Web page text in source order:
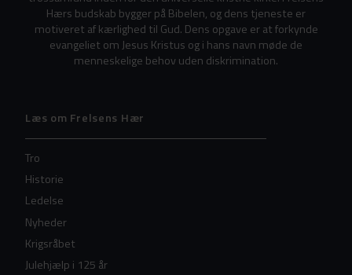
Hærs budskab bygger på Bibelen, og dens tjeneste er
motiveret af kærlighed til Gud. Dens opgave er at forkynde
evangeliet om Jesus Kristus og i hans navn møde de
menneskelige behov uden diskrimination.
Læs om Frelsens Hær
Tro
Historie
Ledelse
Nyheder
Krigsråbet
Julehjælp i 125 år